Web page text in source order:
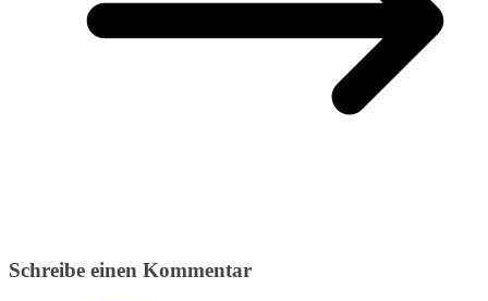
Schreibe einen Kommentar